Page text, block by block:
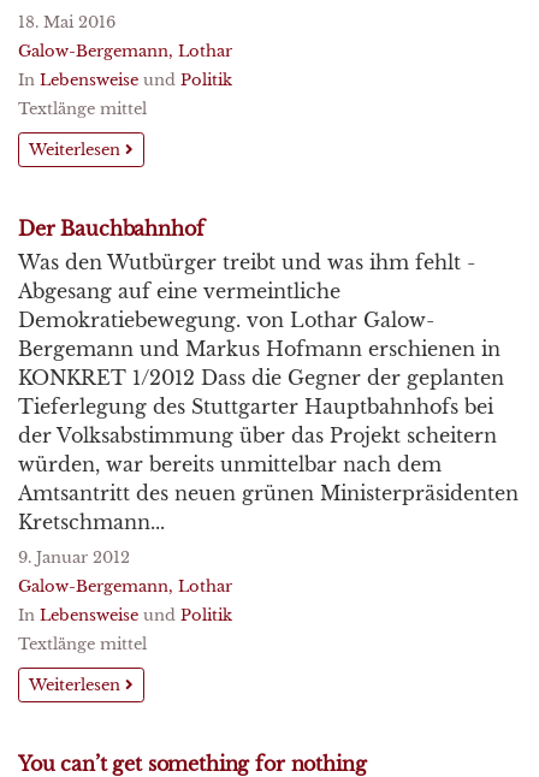
18. Mai 2016
Galow-Bergemann, Lothar
In Lebensweise und Politik
Textlänge mittel
Weiterlesen
Der Bauchbahnhof
Was den Wutbürger treibt und was ihm fehlt -
Abgesang auf eine vermeintliche
Demokratiebewegung. von Lothar Galow-
Bergemann und Markus Hofmann erschienen in
KONKRET 1/2012 Dass die Gegner der geplanten
Tieferlegung des Stuttgarter Hauptbahnhofs bei
der Volksabstimmung über das Projekt scheitern
würden, war bereits unmittelbar nach dem
Amtsantritt des neuen grünen Ministerpräsidenten
Kretschmann...
9. Januar 2012
Galow-Bergemann, Lothar
In Lebensweise und Politik
Textlänge mittel
Weiterlesen
You can’t get something for nothing